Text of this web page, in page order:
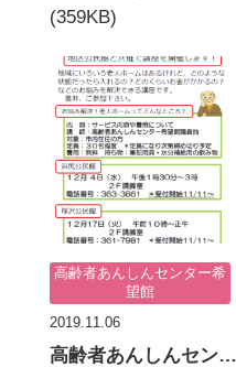
(359KB)
高齢者あんしんセンター希
望館
2019.11.06
高齢者あんしんセンター希望館たより 11月1日号